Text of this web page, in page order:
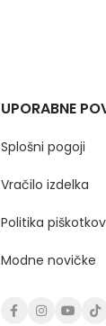
UPORABNE
Splošni pogoji
Vračilo izdelka
Politika piškotkov
Modne novičke